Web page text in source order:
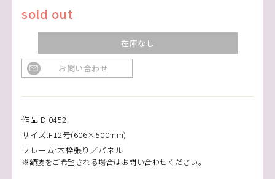
sold out
在庫なし
お問い合わせ
作品ID:0452
サイズ:F12号(606×500mm)
フレーム:木枠張り／パネル
※額装をご希望される場合はお問い合わせください。